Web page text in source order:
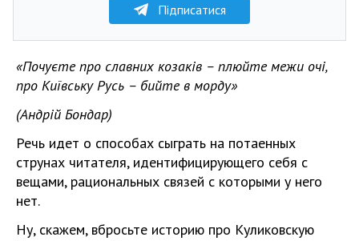
Підписатися
«Почуєте про славних козаків – плюйте межи очі,
про Київську Русь – бийте в морду»
(Андрій Бондар)
Речь идет о способах сыграть на потаенных
струнах читателя, идентифицирующего себя с
вещами, рациональных связей с которыми у него
нет.
Ну, скажем, вбросьте историю про Куликовскую